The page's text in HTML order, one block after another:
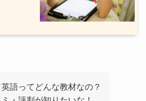
英語ってどんな教材なの？